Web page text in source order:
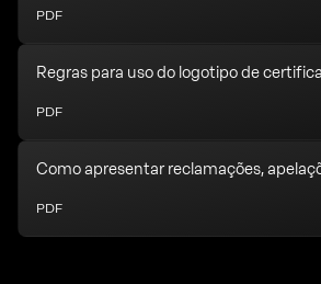
PDF
Regras para uso do logotipo de
PDF
Como apresentar reclamações,
PDF